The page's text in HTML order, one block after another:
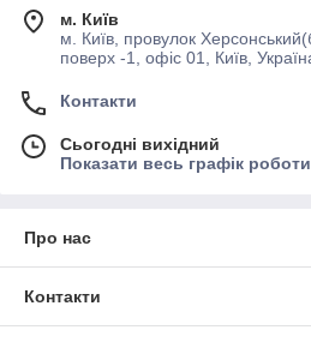
м. Київ
м. Київ, провулок
поверх -1, офіс 01, Київ,
Контакти
Сьогодні вихідний
Показати весь графік роботи
Про нас
Контакти